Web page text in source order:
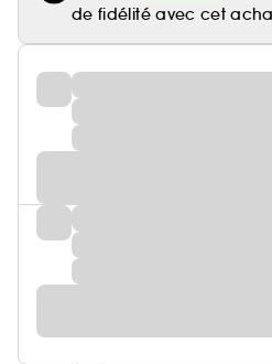
de fidélité avec cet